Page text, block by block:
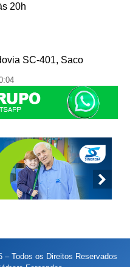
20h
SC-401, Saco
Todos os Direitos Reservados